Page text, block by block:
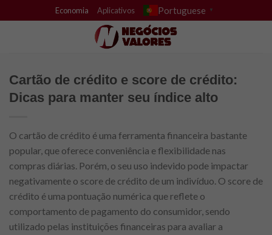
to
Economia Aplicativos Portuguese ▼
Cartão de crédito e score de crédito:
Dicas para manter seu índice alto
O cartão de crédito é uma ferramenta financeira bastante
popular, que oferece conveniência e flexibilidade nas
compras diárias. Porém, o seu uso indevido pode impactar
negativamente o score de crédito de um indivíduo. O score de
crédito é uma pontuação numérica que reflete o
comportamento de pagamento do consumidor, sendo
utilizado pelas instituições financeiras para avaliar a